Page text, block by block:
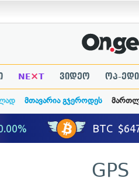
NE×T ვიდეო ოპ-ედი
მთავარია გჯეროდეს
GPS